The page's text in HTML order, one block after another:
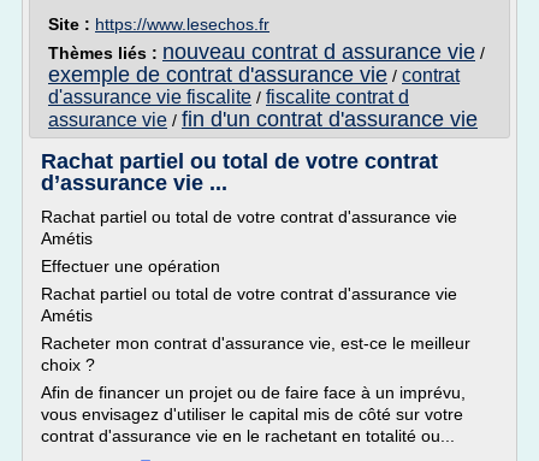
Site : https://www.lesechos.fr
Thèmes liés : nouveau contrat d assurance vie /
exemple de contrat d'assurance vie / contrat
d'assurance vie fiscalite / fiscalite contrat d
assurance vie / fin d'un contrat d'assurance vie
Rachat partiel ou total de votre contrat
d’assurance vie ...
Rachat partiel ou total de votre contrat d'assurance vie
Amétis
Effectuer une opération
Rachat partiel ou total de votre contrat d'assurance vie
Amétis
Racheter mon contrat d'assurance vie, est-ce le meilleur
choix ?
Afin de financer un projet ou de faire face à un imprévu,
vous envisagez d'utiliser le capital mis de côté sur votre
contrat d'assurance vie en le rachetant en totalité ou...